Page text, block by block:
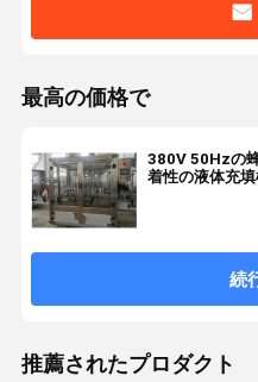
最高の価格で
380V 50Hzの
着性の液体充填
続
推薦されたプロダクト